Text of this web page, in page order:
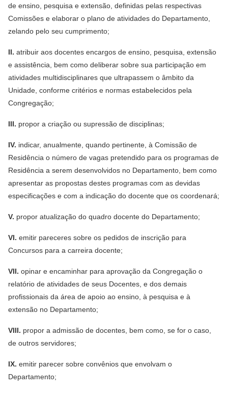
de ensino, pesquisa e extensão, definidas pelas respectivas
Comissões e elaborar o plano de atividades do Departamento,
zelando pelo seu cumprimento;
II. atribuir aos docentes encargos de ensino, pesquisa, extensão
e assistência, bem como deliberar sobre sua participação em
atividades multidisciplinares que ultrapassem o âmbito da
Unidade, conforme critérios e normas estabelecidos pela
Congregação;
III. propor a criação ou supressão de disciplinas;
IV. indicar, anualmente, quando pertinente, à Comissão de
Residência o número de vagas pretendido para os programas de
Residência a serem desenvolvidos no Departamento, bem como
apresentar as propostas destes programas com as devidas
especificações e com a indicação do docente que os coordenará;
V. propor atualização do quadro docente do Departamento;
VI. emitir pareceres sobre os pedidos de inscrição para
Concursos para a carreira docente;
VII. opinar e encaminhar para aprovação da Congregação o
relatório de atividades de seus Docentes, e dos demais
profissionais da área de apoio ao ensino, à pesquisa e à
extensão no Departamento;
VIII. propor a admissão de docentes, bem como, se for o caso,
de outros servidores;
IX. emitir parecer sobre convênios que envolvam o
Departamento;